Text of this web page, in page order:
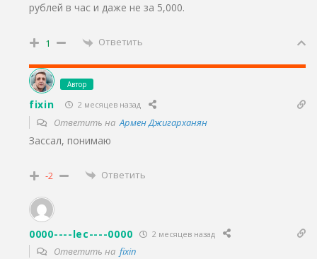
рублей в час и даже не за 5,000.
1 Ответить
Автор
fixin 2 месяцев назад
Ответить наАрмен Джигарханян
Зассал, понимаю
-2 Ответить
0000----lec----0000 2 месяцев назад
Ответить на fixin